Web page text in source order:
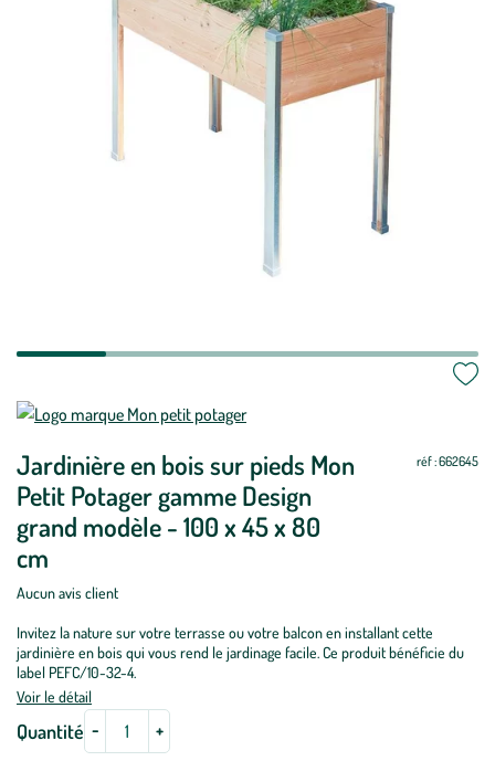
Jardinière en bois sur pieds Mon
Petit Potager gamme Design
grand modèle - 100 x 45 x 80
cm
réf : 662645
Aucun avis client
Invitez la nature sur votre terrasse ou votre balcon en installant cette
jardinière en bois qui vous rend le jardinage facile. Ce produit bénéficie du
label PEFC/10-32-4.
Voir le détail
Quantité
Mettre
jour
-
Mettre
jour
+